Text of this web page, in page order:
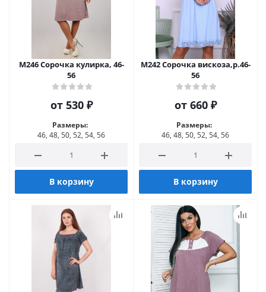
М246 Сорочка кулирка, 46-
56
от 530 ₽
Размеры:
46, 48, 50, 52, 54, 56
В корзину
М242 Сорочка вискоза,р.46-
56
от 660 ₽
Размеры:
46, 48, 50, 52, 54, 56
В корзину